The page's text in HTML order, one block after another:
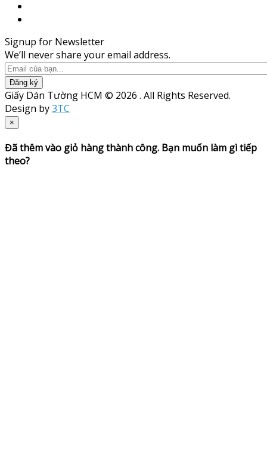
Signup for Newsletter
We’ll never share your email address.
Đăng ký
Giấy Dán Tường HCM © 2026 . All Rights Reserved.
Design by3TC
×
Đã thêm vào giỏ hàng thành công. Bạn muốn làm gì tiếp
theo?